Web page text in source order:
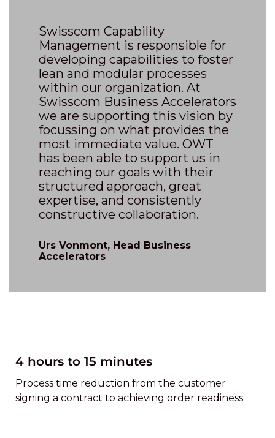
Swisscom Capability
Management is responsible for
developing capabilities to foster
lean and modular processes
within our organization. At
Swisscom Business Accelerators
we are supporting this vision by
focussing on what provides the
most immediate value. OWT
has been able to support us in
reaching our goals with their
structured approach, great
expertise, and consistently
constructive collaboration.
Urs Vonmont, Head Business
Accelerators
4 hours to 15 minutes
Process time reduction from the customer
signing a contract to achieving order readiness